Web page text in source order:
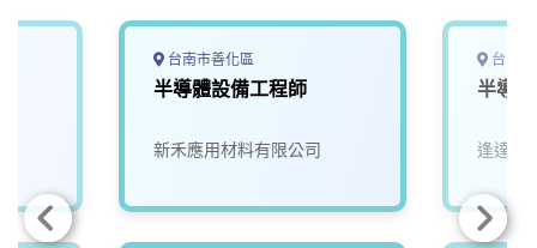
台南市善化區
半導體設備工程師
新禾應用材料有限公司
台中
半導
逢達能